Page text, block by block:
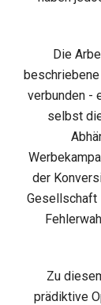
Die
verbunden -
selbst
der
Gesellschaft
Zu
prädiktive